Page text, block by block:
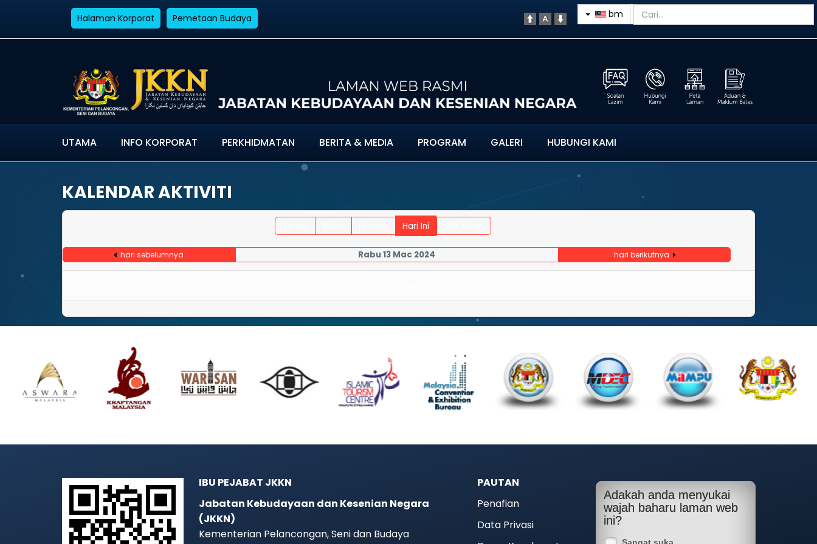
Halaman Korporat Pemetaan Budaya bm
UTAMA INFO KORPORAT PERKHIDMATAN BERITA & MEDIA PROGRAM GALERI HUBUNGI KAMI
KALENDAR AKTIVITI
Hari Ini
hari sebelumnya Rabu 13 Mac 2024 hari berikutnya
IBU PEJABAT JKKN
Jabatan Kebudayaan dan Kesenian Negara
(JKKN)
Kementerian Pelancongan, Seni dan Budaya
PAUTAN
Penafian
Data Privasi
Adakah anda menyukai
wajah baharu laman web
ini?